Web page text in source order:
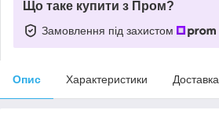
Що таке купити з Пром?
Замовлення під захистом
Опис Характеристики Доставка